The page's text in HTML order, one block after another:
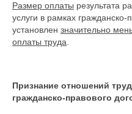
Размер оплаты результата
услуги в рамках
установлен значительно
оплаты труда
Признание отношений
гражданско-правового